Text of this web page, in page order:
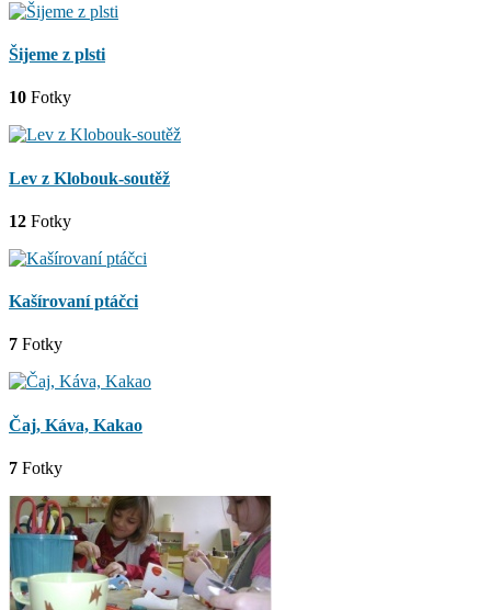
Šijeme z plsti
10 Fotky
Lev z Klobouk-soutěž
12 Fotky
Kašírovaní ptáčci
7 Fotky
Čaj, Káva, Kakao
7 Fotky